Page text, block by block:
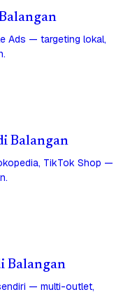
Ads — targeting lokal,
Balangan
TikTok Shop —
Balangan
— multi-outlet,